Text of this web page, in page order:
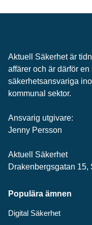
Aktuell Säkerhet är
affärer och är därför
säkerhets­ansvariga
kommunal sektor.
Ansvarig utgivare:
Jenny Persson
Aktuell Säkerhet
Drakenbergsgatan 15,
Populära ämnen
Digital Säkerhet